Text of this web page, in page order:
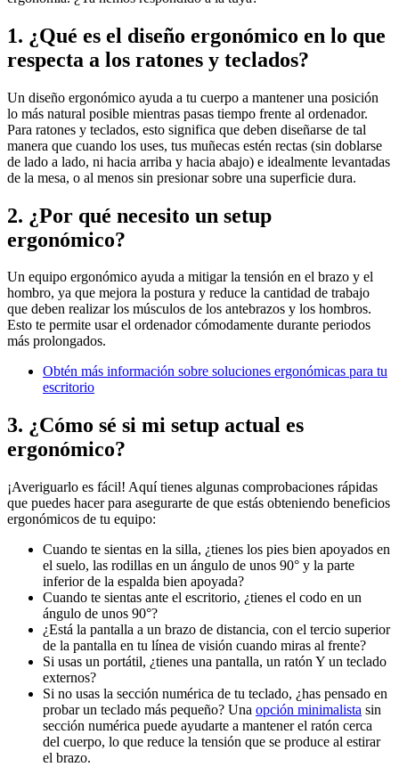
1. ¿Qué es el diseño ergonómico en lo que
respecta a los ratones y teclados?
Un diseño ergonómico ayuda a tu cuerpo a mantener una posición
lo más natural posible mientras pasas tiempo frente al ordenador.
Para ratones y teclados, esto significa que deben diseñarse de tal
manera que cuando los uses, tus muñecas estén rectas (sin doblarse
de lado a lado, ni hacia arriba y hacia abajo) e idealmente levantadas
de la mesa, o al menos sin presionar sobre una superficie dura.
2. ¿Por qué necesito un setup
ergonómico?
Un equipo ergonómico ayuda a mitigar la tensión en el brazo y el
hombro, ya que mejora la postura y reduce la cantidad de trabajo
que deben realizar los músculos de los antebrazos y los hombros.
Esto te permite usar el ordenador cómodamente durante periodos
más prolongados.
Obtén más información sobre soluciones ergonómicas para tu
escritorio
3. ¿Cómo sé si mi setup actual es
ergonómico?
¡Averiguarlo es fácil! Aquí tienes algunas comprobaciones rápidas
que puedes hacer para asegurarte de que estás obteniendo beneficios
ergonómicos de tu equipo:
Cuando te sientas en la silla, ¿tienes los pies bien apoyados en
el suelo, las rodillas en un ángulo de unos 90° y la parte
inferior de la espalda bien apoyada?
Cuando te sientas ante el escritorio, ¿tienes el codo en un
ángulo de unos 90°?
¿Está la pantalla a un brazo de distancia, con el tercio superior
de la pantalla en tu línea de visión cuando miras al frente?
Si usas un portátil, ¿tienes una pantalla, un ratón Y un teclado
externos?
Si no usas la sección numérica de tu teclado, ¿has pensado en
probar un teclado más pequeño? Una opción minimalista sin
sección numérica puede ayudarte a mantener el ratón cerca
del cuerpo, lo que reduce la tensión que se produce al estirar
el brazo.